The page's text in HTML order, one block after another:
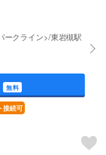
ークライン>/東岩槻駅
無料
接続可